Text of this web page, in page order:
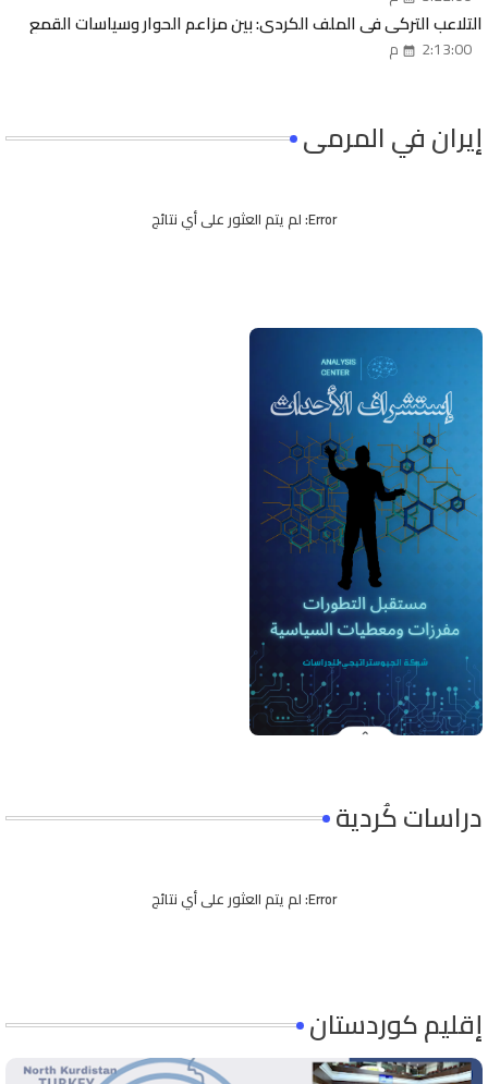
التلاعب التركي في الملف الكردي: بين مزاعم الحوار وسياسات القمع
2:13:00 م
إيران في المرمى
Error: لم يتم العثور على أي نتائج
دراسات كُردية
Error: لم يتم العثور على أي نتائج
إقليم كوردستان